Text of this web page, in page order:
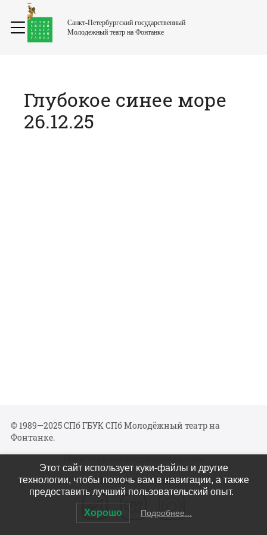
Санкт-Петербургский государственный
Молодежный театр на Фонтанке
Глубокое синее море
26.12.25
© 1989—2025 СПб ГБУК СПб Молодёжный театр на
Фонтанке.
Политика конфиденциальности
Мы в соцсетях
Этот сайт использует куки-файлы и другие
технологии, чтобы помочь вам в навигации, а также
предоставить лучший пользовательский опыт.
Хорошо Подробнее...